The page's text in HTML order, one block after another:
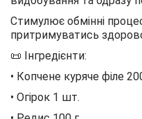
Стимулює обмінні
притримуватись
📜 Інгредієнти:
• Копчене куряче філе
• Огірок 1 шт.